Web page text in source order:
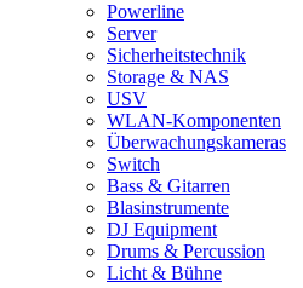
Powerline
Server
Sicherheitstechnik
Storage & NAS
USV
WLAN-Komponenten
Überwachungskameras
Switch
Bass & Gitarren
Blasinstrumente
DJ Equipment
Drums & Percussion
Licht & Bühne